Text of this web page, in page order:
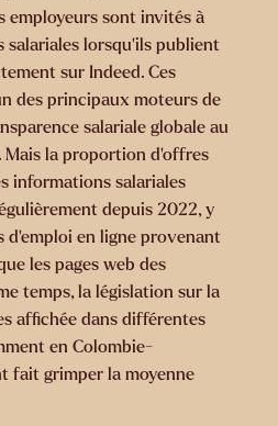
employeurs sont invités à
salariales lorsqu'ils publient
sur Indeed. Ces
des principaux moteurs de
salariale globale au
Mais la proportion d'offres
informations salariales
depuis 2022, y
d'emploi en ligne provenant
les pages web des
temps, la législation sur la
affichée dans différentes
en Colombie-
fait grimper la moyenne